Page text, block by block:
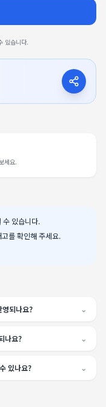
있습니다.
세요.
수 있습니다.
를 확인해 주세요.
영되나요? ⌄
나요? ⌄
있나요? ⌄